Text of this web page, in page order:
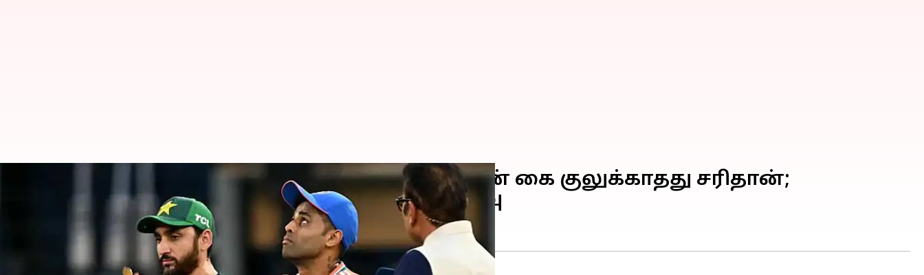
ஆசிய கோப்பை 2025: பாகிஸ்தான் வீரர்களுடன் கை குலுக்காதது சரிதான்;
சூர்யகுமார் யாதவிற்கு சவுரவ் கங்குலி ஆதரவு
Sep 15, 2025 08:27 pm
செய்தி முன்னோட்டம்